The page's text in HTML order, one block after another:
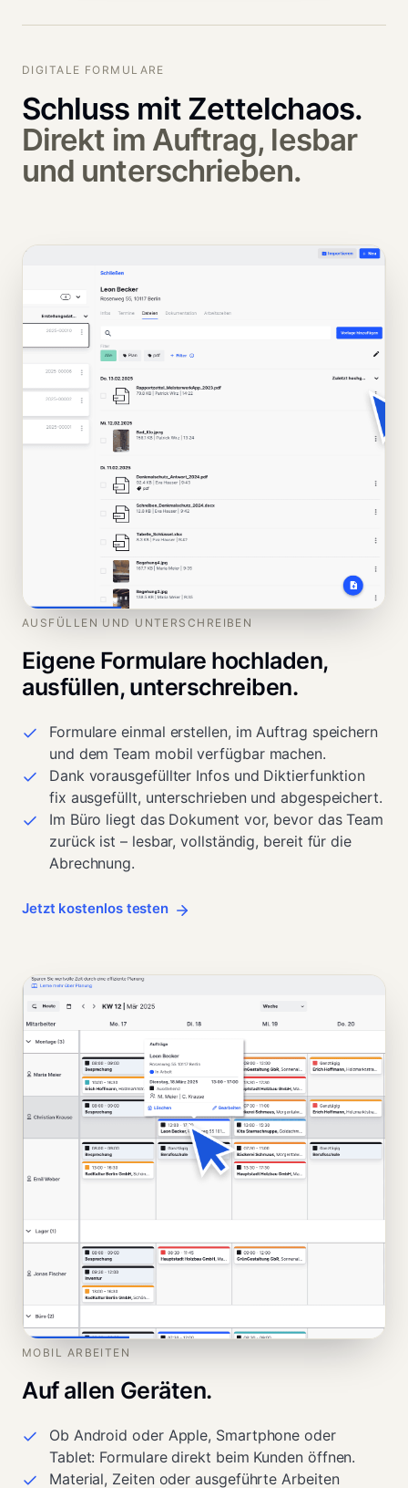
DIGITALE FORMULARE
Schluss mit Zettelchaos.
Direkt im Auftrag, lesbar
und unterschrieben.
AUSFÜLLEN UND UNTERSCHREIBEN
Eigene Formulare hochladen,
ausfüllen, unterschreiben.
Formulare einmal erstellen, im Auftrag speichern
und dem Team mobil verfügbar machen.
Dank vorausgefüllter Infos und Diktierfunktion
fix ausgefüllt, unterschrieben und abgespeichert.
Im Büro liegt das Dokument vor, bevor das Team
zurück ist – lesbar, vollständig, bereit für die
Abrechnung.
Jetzt kostenlos testen
MOBIL ARBEITEN
Auf allen Geräten.
Ob Android oder Apple, Smartphone oder
Tablet: Formulare direkt beim Kunden öffnen.
Material, Zeiten oder ausgeführte Arbeiten